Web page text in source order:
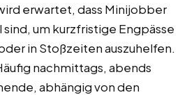
erwartet, dass Minijobber
um kurzfristige Engpässe
in Stoßzeiten auszuhelfen.
nachmittags, abends
abhängig von den